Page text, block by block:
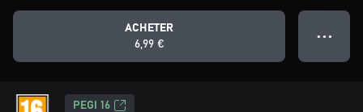
ACHETER
6,99 €
● ● ●
PEGI 16